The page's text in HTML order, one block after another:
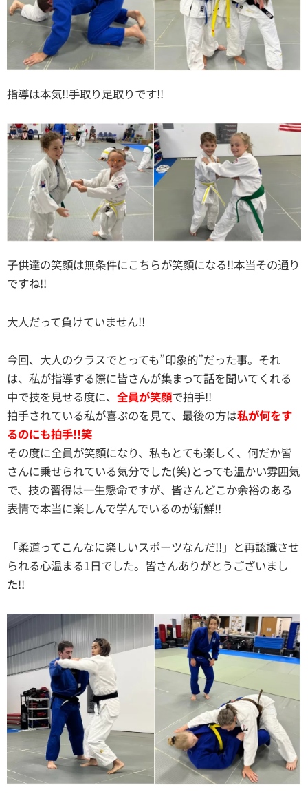
指導は本気!!手取り足取りです!!
子供達の笑顔は無条件にこちらが笑顔になる!!本当その通り
ですね!!
大人だって負けていません!!
今回、大人のクラスでとっても”印象的”だった事。それ
は、私が指導する際に皆さんが集まって話を聞いてくれる
中で技を見せる度に、 全員が笑顔で拍手!!
拍手されている私が喜ぶのを見て、最後の方は私が何をす
るのにも拍手!!笑
その度に全員が笑顔になり、私もとても楽しく、何だか皆
さんに乗せられている気分でした(笑)とっても温かい雰囲気
で、技の習得は一生懸命ですが、皆さんどこか余裕のある
表情で本当に楽しんで学んでいるのが新鮮!!
「柔道ってこんなに楽しいスポーツなんだ!!」と再認識させ
られる心温まる1日でした。皆さんありがとうございまし
た!!